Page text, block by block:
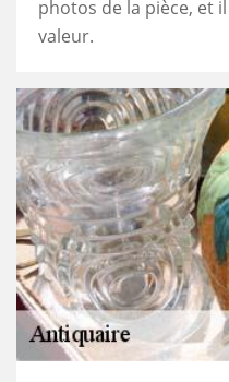
photos de la pièce, et
valeur.